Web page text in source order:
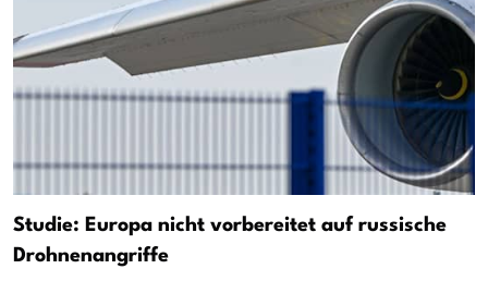
Studie: Europa nicht vorbereitet auf russische
Drohnenangriffe